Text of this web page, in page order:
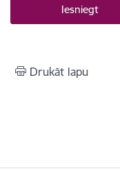
Drukāt lapu